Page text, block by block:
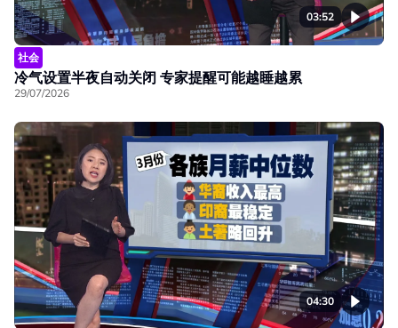
03:52
社会
冷气设置半夜自动关闭 专家提醒可能越睡越累
29/07/2026
04:30